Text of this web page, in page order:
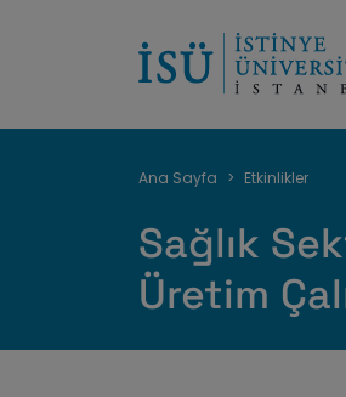
Sayfa
yolu
Ana Sayfa Etkinlikler
Sağlık
Üretim